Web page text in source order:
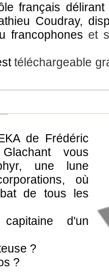
français
Coudray,
francophones et
téléchargeable
de Frédéric
vous
une lune
où
de tous les
d'un
?
?